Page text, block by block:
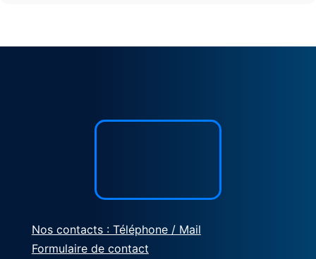
Nos contacts : Téléphone / Mail
Formulaire de contact